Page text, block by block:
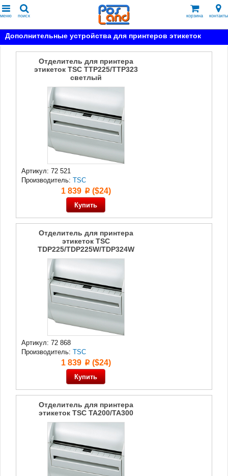
меню поиск корзина контакты
Дополнительные устройства для принтеров этикеток
Отделитель для принтера
этикеток TSC TTP225/TTP323
светлый
Артикул: 72 521
Производитель: TSC
1 839 p($24)
Отделитель для принтера
этикеток TSC
TDP225/TDP225W/TDP324W
Артикул: 72 868
Производитель: TSC
1 839 p($24)
Отделитель для принтера
этикеток TSC TA200/TA300